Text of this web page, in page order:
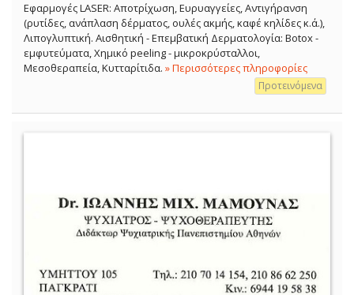
Εφαρμογές LASER: Αποτρίχωση, Ευρυαγγείες, Αντιγήρανση
(ρυτίδες, ανάπλαση δέρματος, ουλές ακμής, καφέ κηλίδες κ.ά.),
Λιπογλυπτική. Αισθητική - Επεμβατική Δερματολογία: Botox -
εμφυτεύματα, Χημικό peeling - μικροκρύσταλλοι,
Μεσοθεραπεία, Κυτταρίτιδα. » Περισσότερες πληροφορίες
Προτεινόμενα